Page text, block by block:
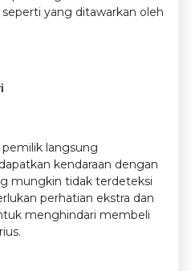
yang ditawarkan oleh
pemilik langsung
kendaraan dengan
mungkin tidak terdeteksi
perhatian ekstra dan
menghindari membeli